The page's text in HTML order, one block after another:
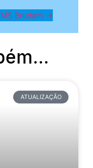
Brudam →
ATUALIZAÇÃO